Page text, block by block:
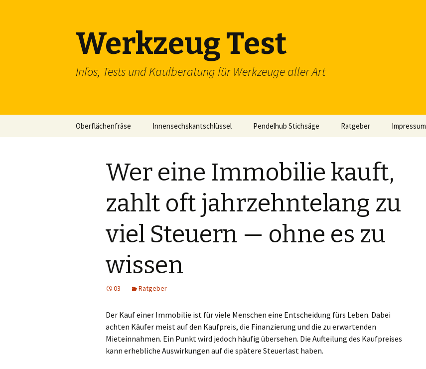
Werkzeug Test
Infos, Tests und Kaufberatung für Werkzeuge aller Art
Oberflächenfräse Innensechskantschlüssel
SDS Einsteckmeißel
Flachzange
Pendelhub Stichsäge Ratgeber Impressum
Wer eine Immobilie kauft,
zahlt oft jahrzehntelang zu
viel Steuern — ohne es zu
wissen
03 Ratgeber
Der Kauf einer Immobilie ist für viele Menschen eine Entscheidung fürs Leben. Dabei
achten Käufer meist auf den Kaufpreis, die Finanzierung und die zu erwartenden
Mieteinnahmen. Ein Punkt wird jedoch häufig übersehen. Die Aufteilung des Kaufpreises
kann erhebliche Auswirkungen auf die spätere Steuerlast haben.